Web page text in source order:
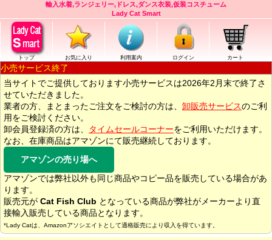
輸入水着,ランジェリー,ドレス,ダンス衣装,仮装コスチューム
Lady Cat Smart
トップ お気に入り 利用案内 ログイン カート
小売サービス終了
当サイトでご提供しております小売サービスは2026年2月末で終了さ
せていただきました。
業者の方、まとまったご注文をご検討の方は、 卸販売サービスのご利
用をご検討ください。
卸会員登録済の方は、
タイムセールコーナーをご利用いただけます。
なお、在庫商品はアマゾンにて販売継続しております。
アマゾンの売り場へ
アマゾンでは弊社以外も同じ商品やコピー品を販売している場合があ
ります。
販売元が Cat Fish Club となっている商品が弊社がメーカーより直
接輸入販売している商品となります。
*Lady Catは、Amazonアソシエイトとして適格販売により収入を得ています。